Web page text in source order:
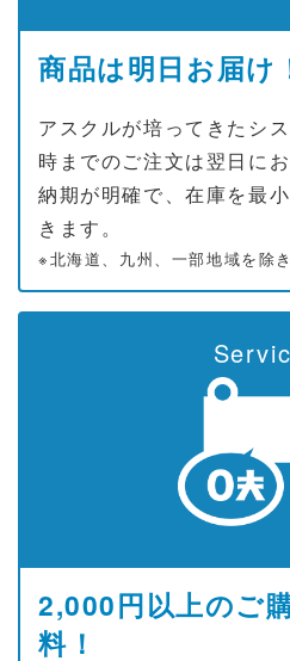
商品は明日お届け
アスクルが培ってきたシ
時までのご注文は翌日に
納期が明確で、在庫を最
きます。
※北海道、九州、一部地域を除
2,000円以上のご
料！